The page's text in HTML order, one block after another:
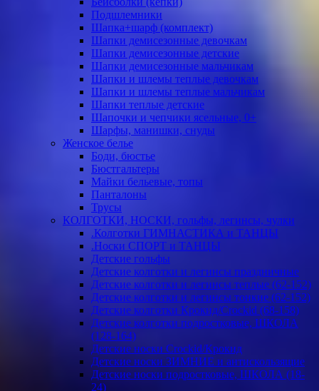
Подшлемники
Шапка+шарф (комплект)
Шапки демисезонные девочкам
Шапки демисезонные детские
Шапки демисезонные мальчикам
Шапки и шлемы теплые девочкам
Шапки и шлемы теплые мальчикам
Шапки теплые детские
Шапочки и чепчики ясельные, 0+
Шарфы, манишки, снуды
Женское белье
Боди, бюстье
Бюстгальтеры
Майки бельевые, топы
Панталоны
Трусы
КОЛГОТКИ, НОСКИ, гольфы, легинсы, чулки
.Колготки ГИМНАСТИКА и ТАНЦЫ
.Носки СПОРТ и ТАНЦЫ
Детские гольфы
Детские колготки и легинсы праздничные
Детские колготки и легинсы теплые (62-152)
Детские колготки и легинсы тонкие (62-152)
Детские колготки Крокид/Crockid (68-158)
Детские колготки подростковые, ШКОЛА
(128-164)
Детские носки Crockid/Крокид
Детские носки ЗИМНИЕ и антискользящие
Детские носки подростковые, ШКОЛА (18-
24)